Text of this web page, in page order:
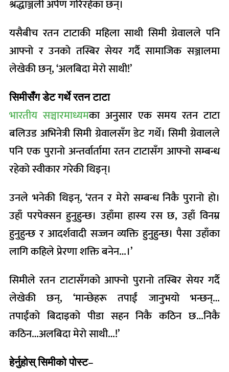
श्रद्धाञ्जली अर्पण गरिरहेका छन्।
यसैबीच रतन टाटाकी महिला साथी सिमी ग्रेवालले पनि
आफ्नो र उनको तस्बिर सेयर गर्दै सामाजिक सञ्जालमा
लेखेकी छन्, ‘अलबिदा मेरो साथी!’
सिमीसँग डेट गर्थे रतन टाटा
भारतीय सञ्चारमाध्यमका अनुसार एक समय रतन टाटा
बलिउड अभिनेत्री सिमी ग्रेवालसँग डेट गर्थे। सिमी ग्रेवालले
पनि एक पुरानो अन्तर्वार्तामा रतन टाटासँग आफ्नो सम्बन्ध
रहेको स्वीकार गरेकी थिइन्।
उनले भनेकी थिइन्, ‘रतन र मेरो सम्बन्ध निकै पुरानो हो।
उहाँ परपेक्सन हुनुहुन्छ। उहाँमा हास्य रस छ, उहाँ विनम्र
हुनुहुन्छ र आदर्शवादी सज्जन व्यक्ति हुनुहुन्छ। पैसा उहाँका
लागि कहिले प्रेरणा शक्ति बनेन…।’
सिमीले रतन टाटासँगको आफ्नो पुरानो तस्बिर सेयर गर्दै
लेखेकी छन्, ‘मान्छेहरू तपाईं जानुभयो भन्छन्…
तपाईंको बिदाइको पीडा सहन निकै कठिन छ…निकै
कठिन…अलबिदा मेरो साथी…!’
हेर्नुहोस् सिमीको पोस्ट–